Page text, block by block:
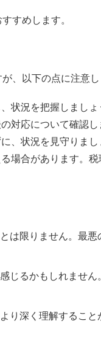
すめします。
、以下の点に注意し
状況を把握しましょ
対応について確認し
、状況を見守りまし
場合があります。
は限りません。最悪
じるかもしれません
り深く理解すること